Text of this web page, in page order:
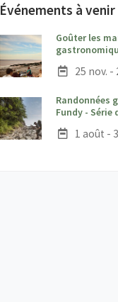
Événements à venir
Goûter les
Date :
25 nov. -
Randonnées
Fundy - Série
Date :
1 août -